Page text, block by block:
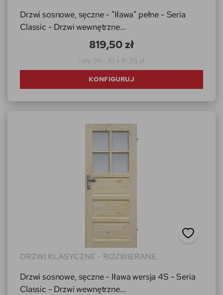
Drzwi sosnowe, sęczne - "Iława" pełne - Seria
Classic - Drzwi wewnętrzne...
819,50 zł
raty 0% - 10 x 81,95 zł
KONFIGURUJ
DRZWI KLASYCZNE - ROZWIERANE
Drzwi sosnowe, sęczne - Iława wersja 4S - Seria
Classic - Drzwi wewnętrzne...